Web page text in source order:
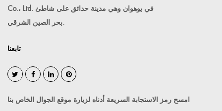
Co.، Ltd. في يوهوان وهي مدينة حدائق على شاطئ
بحر الصين الشرقي.
تابعنا
امسح رمز الاستجابة السريعة أدناه لزيارة موقع الجوال الخاص بنا